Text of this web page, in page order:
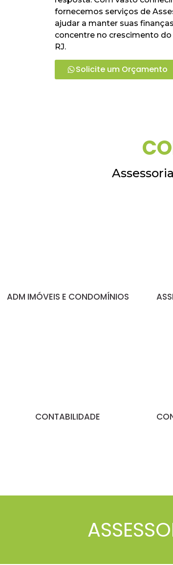
fornecemos serviços de
ajudar a manter suas
concentre no crescimento
RJ.
Solicite um Orçamento
ADM IMÓVEIS E CONDOMÍNIOS
CONTABILIDADE